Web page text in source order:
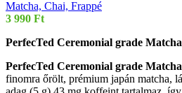
Matcha, Chai, Frappé
3 990 Ft
PerfecTed Ceremonial grade
PerfecTed Ceremonial grade
finomra őrölt, prémium japán matcha,